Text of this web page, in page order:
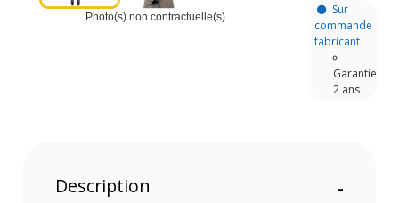
Photo(s) non contractuelle(s)
Sur
commande
fabricant
Garantie
2 ans
Description -